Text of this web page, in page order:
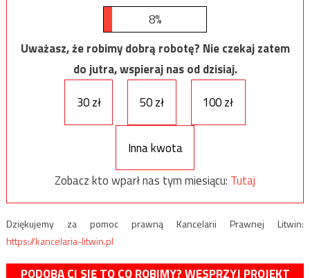
8%
Uważasz, że robimy dobrą robotę? Nie czekaj zatem
do jutra, wspieraj nas od dzisiaj.
30 zł
50 zł 100 zł
Inna kwota
Zobacz kto wparł nas tym miesiącu: Tutaj
Dziękujemy za pomoc prawną Kancelarii Prawnej Litwin:
https://kancelaria-litwin.pl
PODOBA CI SIĘ TO CO ROBIMY? WESPRZYJ PROJEKT